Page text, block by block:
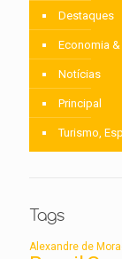
Destaques
Economia
Notícias
Principal
Turismo,
Tags
Alexandre de